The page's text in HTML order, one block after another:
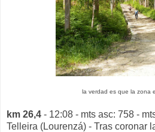
la verdad es que la zona
km 26,4 - 12:08 - mts asc: 758 -
Telleira (Lourenzá) - Tras coronar